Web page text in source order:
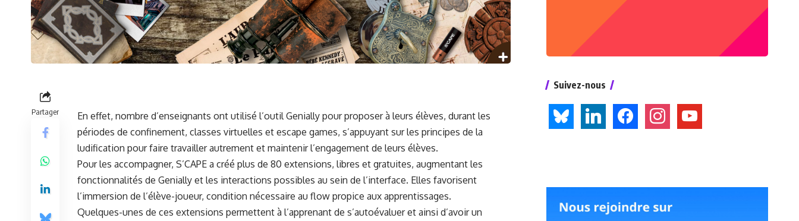
Partager
En effet, nombre d’enseignants ont utilisé l’outil Genially pour proposer à leurs élèves, durant les
périodes de confinement, classes virtuelles et escape games, s’appuyant sur les principes de la
ludification pour faire travailler autrement et maintenir l’engagement de leurs élèves.
Pour les accompagner, S’CAPE a créé plus de 80 extensions, libres et gratuites, augmentant les
fonctionnalités de Genially et les interactions possibles au sein de l’interface. Elles favorisent
l’immersion de l’élève-joueur, condition nécessaire au flow propice aux apprentissages.
Quelques-unes de ces extensions permettent à l’apprenant de s’autoévaluer et ainsi d’avoir un
Suivez-nous
bluesky linkedin facebookinstagramyoutube